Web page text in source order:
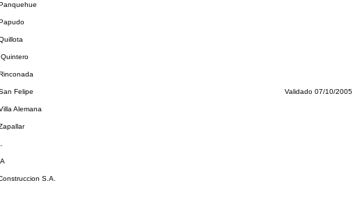
Felipe Validado 07/10/2005
Alemana
S.A.